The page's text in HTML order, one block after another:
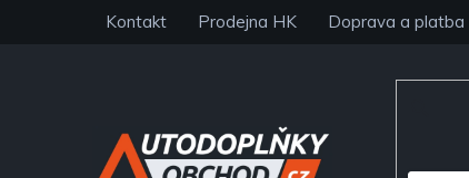
Kontakt Prodejna HK Doprava a platba